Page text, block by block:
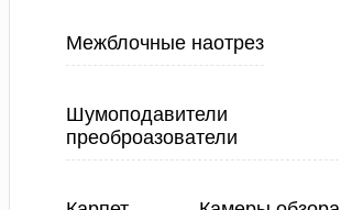
Межблочные наотрез
Шумоподавители
преоброазователи